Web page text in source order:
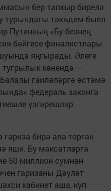
бер тапкыр бирелә
турындагы тәкъдим быел
Путинның «Бу безнең
бәйгесе финалистлары
яңгырады. Әлеге
көнендә —
гаиләләргә өстәмә
федераль законга
үзгәрешләр
бирә ала торган
яши. Бу максатларга
50 миллион сумнан
гаризаны Дәүләт
кабинет аша, күп